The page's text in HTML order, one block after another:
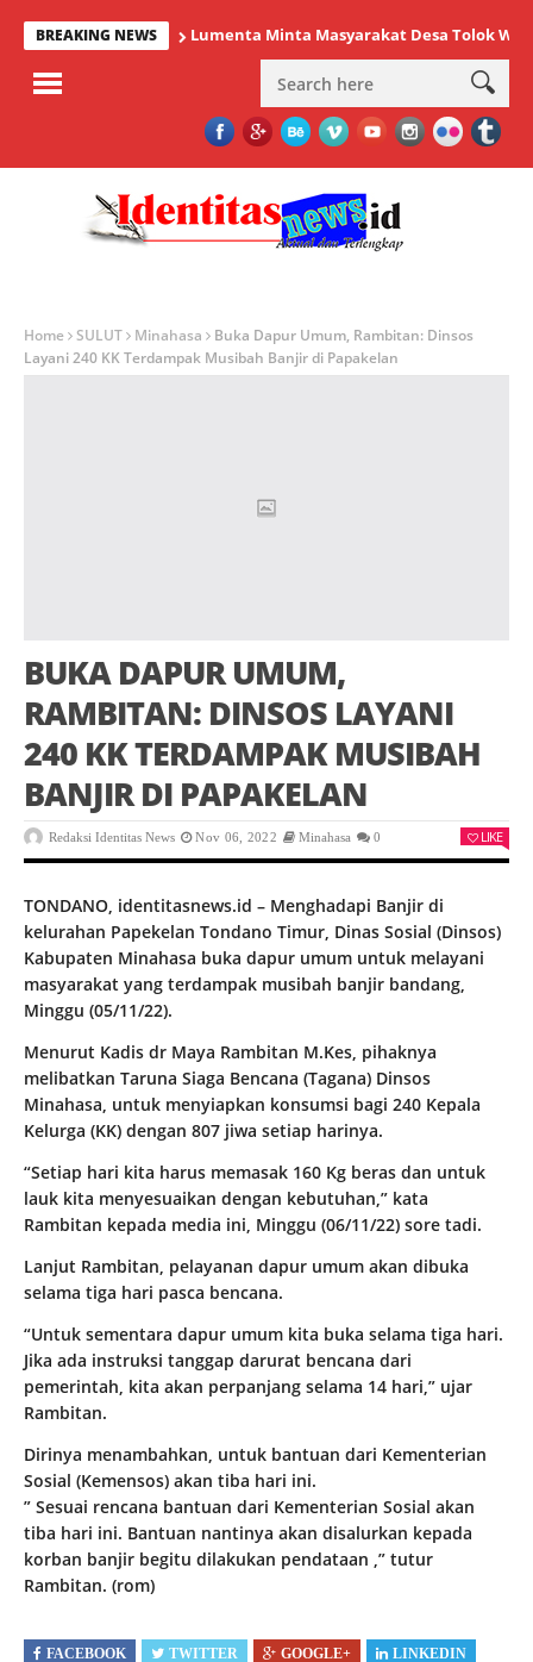
BREAKING NEWSLumenta Minta Masyarakat Desa Tolok
Home SULUT Minahasa
Buka Dapur Umum, Rambitan: Dinsos
Layani 240 KK Terdampak Musibah Banjir di Papakelan
BUKA DAPUR UMUM,
RAMBITAN: DINSOS LAYANI
240 KK TERDAMPAK MUSIBAH
BANJIR DI PAPAKELAN
Redaksi Identitas News Nov 06, 2022 Minahasa 0 LIKE
TONDANO, identitasnews.id – Menghadapi Banjir di
kelurahan Papekelan Tondano Timur, Dinas Sosial (Dinsos)
Kabupaten Minahasa buka dapur umum untuk melayani
masyarakat yang terdampak musibah banjir bandang,
Minggu (05/11/22).
Menurut Kadis dr Maya Rambitan M.Kes, pihaknya
melibatkan Taruna Siaga Bencana (Tagana) Dinsos
Minahasa, untuk menyiapkan konsumsi bagi 240 Kepala
Kelurga (KK) dengan 807 jiwa setiap harinya.
“Setiap hari kita harus memasak 160 Kg beras dan untuk
lauk kita menyesuaikan dengan kebutuhan,” kata
Rambitan kepada media ini, Minggu (06/11/22) sore tadi.
Lanjut Rambitan, pelayanan dapur umum akan dibuka
selama tiga hari pasca bencana.
“Untuk sementara dapur umum kita buka selama tiga hari.
Jika ada instruksi tanggap darurat bencana dari
pemerintah, kita akan perpanjang selama 14 hari,” ujar
Rambitan.
Dirinya menambahkan, untuk bantuan dari Kementerian
Sosial (Kemensos) akan tiba hari ini.
” Sesuai rencana bantuan dari Kementerian Sosial akan
tiba hari ini. Bantuan nantinya akan disalurkan kepada
korban banjir begitu dilakukan pendataan ,” tutur
Rambitan. (rom)
FACEBOOK TWITTER GOOGLE+
LINKEDIN